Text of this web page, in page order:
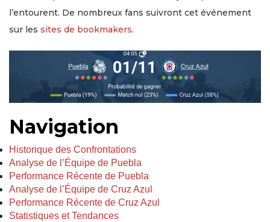
l’entourent. De nombreux fans suivront cet événement
sur les sites de bookmakers.
Navigation
Historique des Confrontations
Analyse de l’Équipe de Puebla
Performance Récente de Puebla
Analyse de l’Équipe de Cruz Azul
Performance Récente de Cruz Azul
Statistiques et Tendances